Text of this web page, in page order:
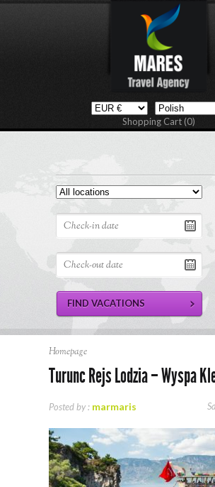
Shopping Cart (0)
Homepage
Turunc Rejs Lodzia – Wyspa
Posted by : marmaris